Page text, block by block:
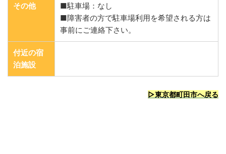
その他
■駐車場：なし
■障害者の方で駐車場利用を希望される方は
事前にご連絡下さい。
付近の宿
泊施設
▷東京都町田市へ戻る